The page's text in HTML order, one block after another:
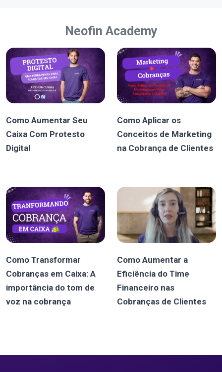
Neofin Academy
Como Aumentar Seu
Caixa Com Protesto
Digital
Como Aplicar os
Conceitos de Marketing
na Cobrança de Clientes
Como Transformar
Cobranças em Caixa: A
importância do tom de
voz na cobrança
Como Aumentar a
Eficiência do Time
Financeiro nas
Cobranças de Clientes